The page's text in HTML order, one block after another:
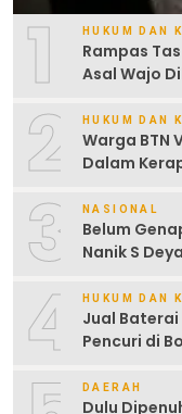
1 HUKUM DAN
Rampas
Asal Wajo
2 HUKUM DAN
Warga BTN
Dalam
3 NASIONAL
Belum
Nanik S
4 HUKUM DAN
Jual
Pencuri di
DAERAH
Dulu